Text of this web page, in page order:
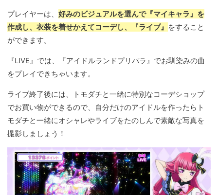
プレイヤーは、 好みのビジュアルを選んで『マイキャラ』を
作成し、衣装を着せかえてコーデし、『ライブ』 をすること
ができます。
『LIVE』では、『アイドルランドプリパラ』でお馴染みの曲
をプレイできちゃいます。
ライブ終了後には、トモダチと一緒に特別なコーデショップ
でお買い物ができるので、自分だけのアイドルを作ったらト
モダチと一緒にオシャレやライブをたのしんで素敵な写真を
撮影しましょう！